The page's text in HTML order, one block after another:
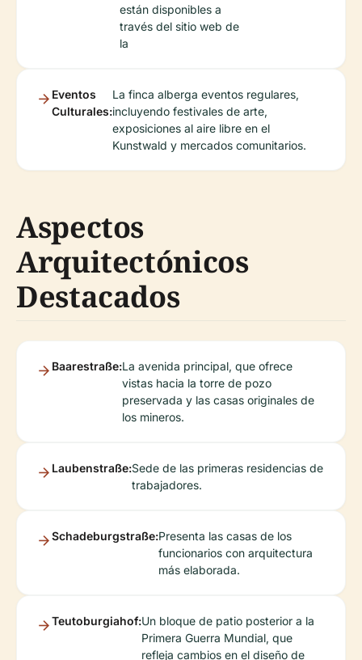
están disponibles a
través del sitio web de
la
Eventos
Culturales:
La finca alberga eventos regulares,
incluyendo festivales de arte,
exposiciones al aire libre en el
Kunstwald y mercados comunitarios.
Aspectos
Arquitectónicos
Destacados
Baarestraße:La avenida principal, que ofrece
vistas hacia la torre de pozo
preservada y las casas originales de
los mineros.
Laubenstraße:Sede de las primeras residencias de
trabajadores.
Schadeburgstraße:Presenta las casas de los
funcionarios con arquitectura
más elaborada.
Teutoburgiahof:Un bloque de patio posterior a la
Primera Guerra Mundial, que
refleja cambios en el diseño de